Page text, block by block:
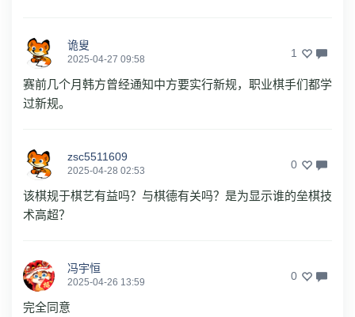
诡叟
2025-04-27 09:58 1
赛前几个月韩方曾经通知中方要实行新规，职业棋手们都学
过新规。
zsc5511609
2025-04-28 02:53 0
该棋规于棋艺有益吗？与棋德有关吗？是为显示谁的垒棋技
术高超？
冯宇恒
2025-04-26 13:59 0
完全同意